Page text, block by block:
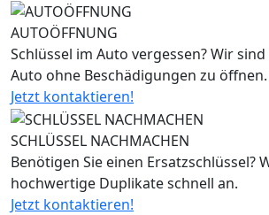
AUTOÖFFNUNG
Schlüssel im Auto vergessen? Wir
Auto ohne Beschädigungen zu öffnen.
Jetzt kontaktieren!
SCHLÜSSEL NACHMACHEN
Benötigen Sie einen Ersatzschlüssel?
hochwertige Duplikate schnell an.
Jetzt kontaktieren!